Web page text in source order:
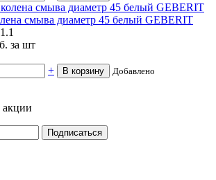
смыва диаметр 45 белый GEBERIT
за шт
+ В корзину Добавлено
акции
Подписаться